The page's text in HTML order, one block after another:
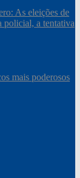
As eleições de
policial, a tentativa
mais poderosos